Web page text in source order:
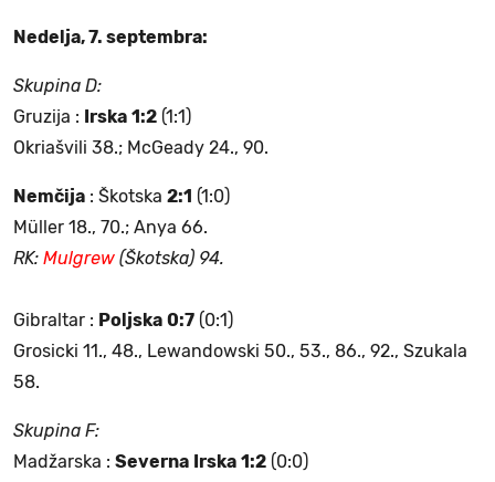
Nedelja, 7. septembra:
Skupina D:
Gruzija : Irska 1:2 (1:1)
Okriašvili 38.; McGeady 24., 90.
Nemčija : Škotska 2:1 (1:0)
Müller 18., 70.; Anya 66.
RK: Mulgrew (Škotska) 94.
Gibraltar : Poljska 0:7 (0:1)
Grosicki 11., 48., Lewandowski 50., 53., 86., 92., Szukala
58.
Skupina F:
Madžarska : Severna Irska 1:2 (0:0)